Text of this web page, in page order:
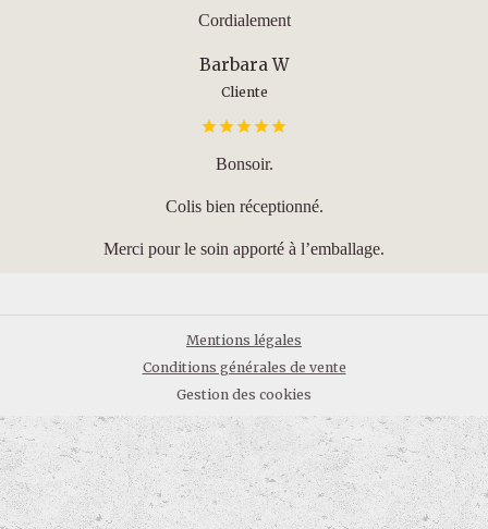
Cordialement
Barbara W
Cliente
Bonsoir.
Colis bien réceptionné.
Merci pour le soin apporté à l’emballage.
Mentions légales
Conditions générales de vente
Gestion des cookies